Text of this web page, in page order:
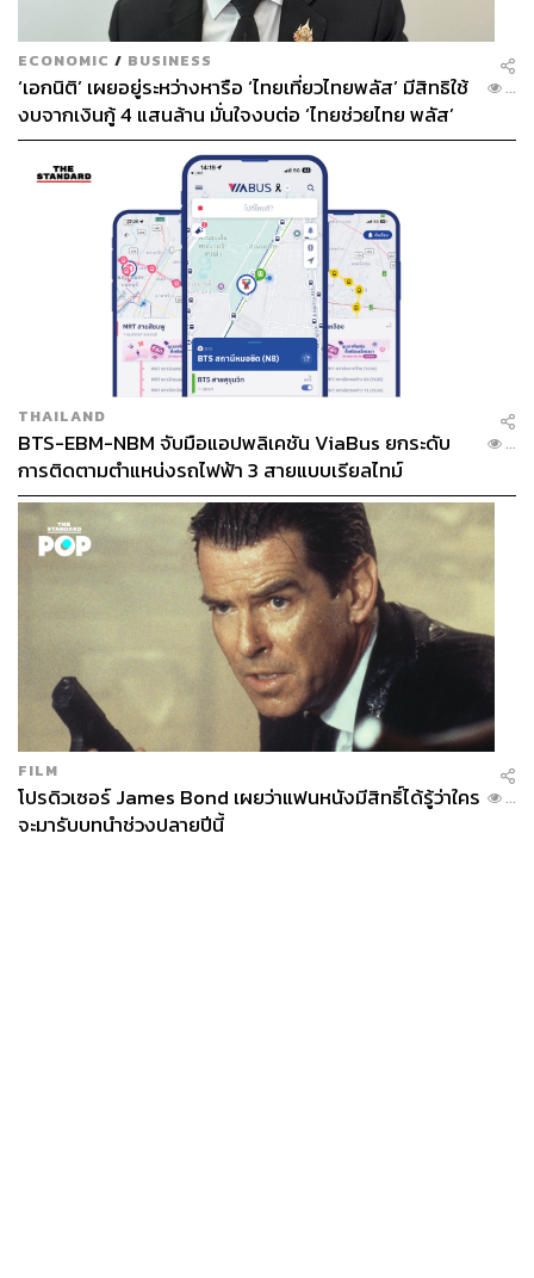
ECONOMIC / BUSINESS
‘เอกนิติ’ เผยอยู่ระหว่างหารือ ‘ไทยเที่ยวไทยพลัส’ มีสิทธิใช้
งบจากเงินกู้ 4 แสนล้าน มั่นใจงบต่อ ‘ไทยช่วยไทย พลัส’
เฟส 2 มีเพียงพอ
...
THAILAND
BTS-EBM-NBM จับมือแอปพลิเคชัน ViaBus ยกระดับ
การติดตามตำแหน่งรถไฟฟ้า 3 สายแบบเรียลไทม์
...
FILM
โปรดิวเซอร์ James Bond เผยว่าแฟนหนังมีสิทธิ์ได้รู้ว่าใคร
จะมารับบทนำช่วงปลายปีนี้
...